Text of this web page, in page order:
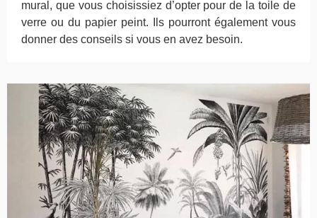
mural, que vous choisissiez d’opter pour de la toile de
verre ou du papier peint. Ils pourront également vous
donner des conseils si vous en avez besoin.